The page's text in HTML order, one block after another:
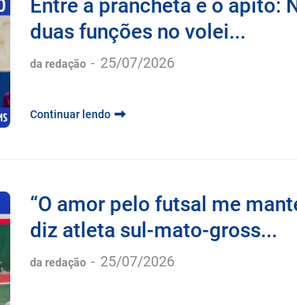
Entre a prancheta e o apito:
duas funções no volei...
da redação 25/07/2026
Continuar lendo
“O amor pelo futsal me
diz atleta sul-mato-gross...
da redação 25/07/2026